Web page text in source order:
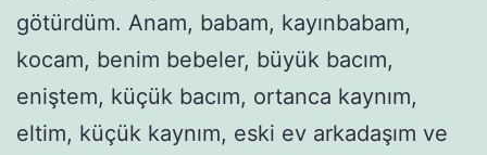
götürdüm. Anam, babam, kayınbabam,
kocam, benim bebeler, büyük bacım,
eniştem, küçük bacım, ortanca kaynım,
eltim, küçük kaynım, eski ev arkadaşım ve